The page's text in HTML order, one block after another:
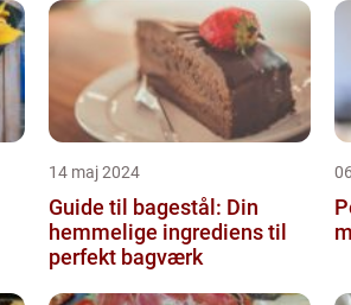
14 maj 2024
Guide til bagestål: Din
hemmelige ingrediens til
perfekt bagværk